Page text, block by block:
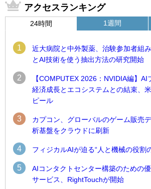
アクセスランキング
24時間
1
近大病院と中外製薬、治験参加者組
とAI技術を使う抽出方法の研究開始
2
【COMPUTEX 2026：NVIDIA編】
経済成長とエコシステムとの結束、
ピール
3
カプコン、グローバルのゲーム販売
析基盤をクラウドに刷新
4 フィジカルAIが迫る“人と機械の役割
5
AIコンタクトセンター構築のための
サービス、RightTouchが開始
1週間